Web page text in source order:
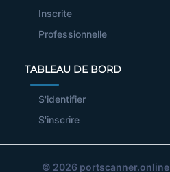
Inscrite
Professionnelle
TABLEAU DE BORD
S'identifier
S'inscrire
© 2026 portscanner.online